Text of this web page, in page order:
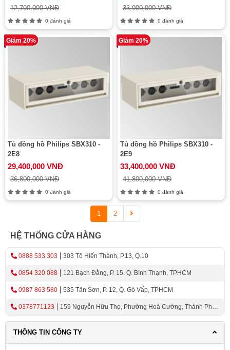
12,700,000 VNĐ
0 đánh giá
33,000,000 VNĐ
0 đánh giá
Giảm 20%
Tủ đồng hồ Philips SBX310 -
2E8
29,400,000 VNĐ
36,800,000 VNĐ
0 đánh giá
Giảm 20%
Tủ đồng hồ Philips SBX310 -
2E9
33,400,000 VNĐ
41,800,000 VNĐ
0 đánh giá
1 2
HỆ THỐNG CỬA HÀNG
0888 533 303 303 Tô Hiến Thành, P.13, Q.10
0854 320 088 121 Bạch Đằng, P. 15, Q. Bình Thạnh, TPHCM
0987 863 580 535 Tân Sơn, P. 12, Q. Gò Vấp, TPHCM
0378771123
159 Nguyễn Hữu Thọ, Phường Hoà Cường, Thành Phố
THÔNG TIN CÔNG TY